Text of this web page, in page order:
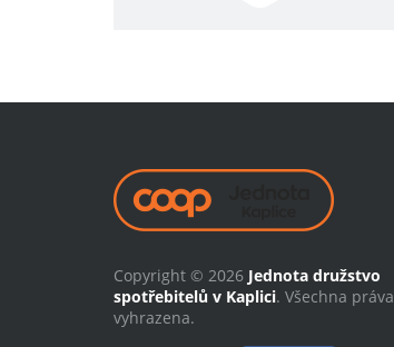
Copyright © 2026 Jednota družstvo
spotřebitelů v Kaplici. Všechna práva
vyhrazena.